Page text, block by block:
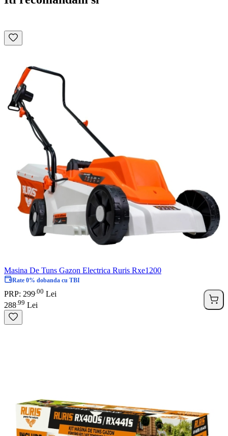
Masina De Tuns Gazon Electrica Ruris Rxe1200
Rate 0% dobanda cu TBI
PRP: 299 00 Lei
288 99 Lei